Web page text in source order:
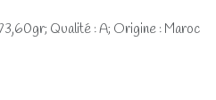
Qualité : A; Origine : Maroc